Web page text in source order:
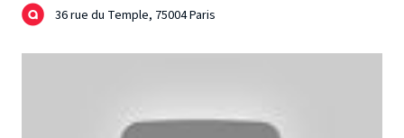
36 rue du Temple, 75004 Paris